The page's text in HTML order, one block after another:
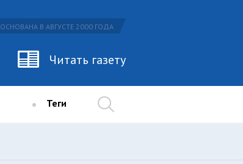
ОСНОВАНА В АВГУСТЕ 2000 ГОДА
Читать газету
Теги